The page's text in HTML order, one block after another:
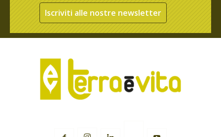
Iscriviti alle nostre newsletter